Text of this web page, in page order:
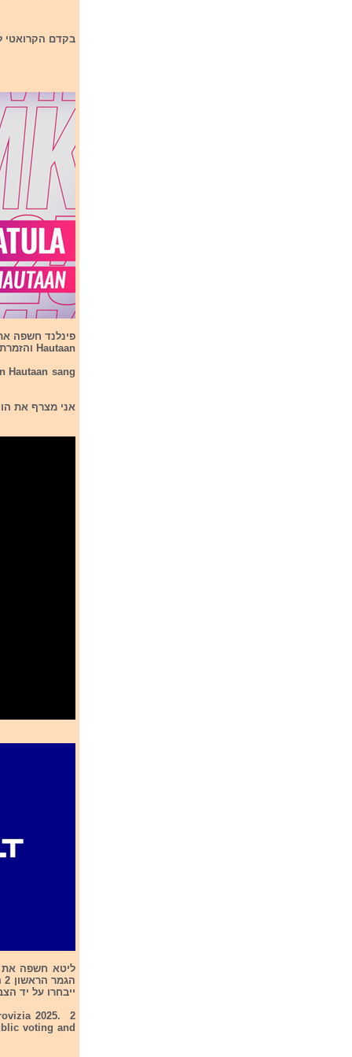
בקדם הקרואטי לתחרות אירוויזיון 2025
Hautaan והזמרת היא Nelli Matula.
Hautaan sang
אני מצרף את
ייבחרו על יד
2025. 2
voting and